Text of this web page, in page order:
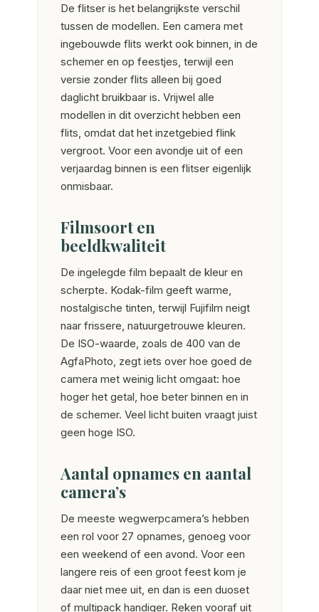
De flitser is het belangrijkste verschil
tussen de modellen. Een camera met
ingebouwde flits werkt ook binnen, in de
schemer en op feestjes, terwijl een
versie zonder flits alleen bij goed
daglicht bruikbaar is. Vrijwel alle
modellen in dit overzicht hebben een
flits, omdat dat het inzetgebied flink
vergroot. Voor een avondje uit of een
verjaardag binnen is een flitser eigenlijk
onmisbaar.
Filmsoort en
beeldkwaliteit
De ingelegde film bepaalt de kleur en
scherpte. Kodak-film geeft warme,
nostalgische tinten, terwijl Fujifilm neigt
naar frissere, natuurgetrouwe kleuren.
De ISO-waarde, zoals de 400 van de
AgfaPhoto, zegt iets over hoe goed de
camera met weinig licht omgaat: hoe
hoger het getal, hoe beter binnen en in
de schemer. Veel licht buiten vraagt juist
geen hoge ISO.
Aantal opnames en aantal
camera’s
De meeste wegwerpcamera’s hebben
een rol voor 27 opnames, genoeg voor
een weekend of een avond. Voor een
langere reis of een groot feest kom je
daar niet mee uit, en dan is een duoset
of multipack handiger. Reken vooraf uit